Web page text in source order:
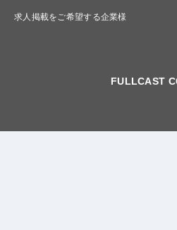
求人掲載をご希望する企業様
FULLCAST